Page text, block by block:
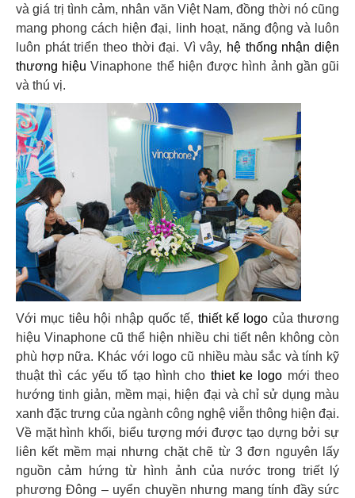
và giá trị tình cảm, nhân văn Việt Nam, đồng thời nó cũng
mang phong cách hiện đại, linh hoạt, năng động và luôn
luôn phát triển theo thời đại. Vì vây, hệ thống nhận diện
thương hiệu Vinaphone thể hiện được hình ảnh gần gũi
và thú vị.
Với mục tiêu hội nhập quốc tế, thiết kế logo của thương
hiệu Vinaphone cũ thể hiện nhiều chi tiết nên không còn
phù hợp nữa. Khác với logo cũ nhiều màu sắc và tính kỹ
thuật thì các yếu tố tạo hình cho thiet ke logo mới theo
hướng tinh giản, mềm mại, hiện đại và chỉ sử dụng màu
xanh đặc trưng của ngành công nghệ viễn thông hiện đại.
Về mặt hình khối, biểu tượng mới được tạo dựng bởi sự
liên kết mềm mại nhưng chặt chẽ từ 3 đơn nguyên lấy
nguồn cảm hứng từ hình ảnh của nước trong triết lý
phương Đông – uyển chuyền nhưng mang tính đầy sức